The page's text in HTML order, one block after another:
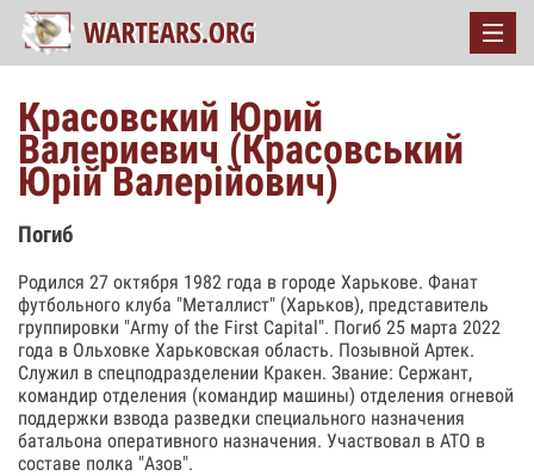
Красовский Юрий
Валериевич (Красовський
Юрій Валерійович)
Погиб
Родился 27 октября 1982 года в городе Харькове. Фанат
футбольного клуба "Металлист" (Харьков), представитель
группировки "Army of the First Capital". Погиб 25 марта 2022
года в Ольховке Харьковская область. Позывной Артек.
Служил в спецподразделении Кракен. Звание: Сержант,
командир отделения (командир машины) отделения огневой
поддержки взвода разведки специального назначения
батальона оперативного назначения. Участвовал в АТО в
составе полка "Азов".